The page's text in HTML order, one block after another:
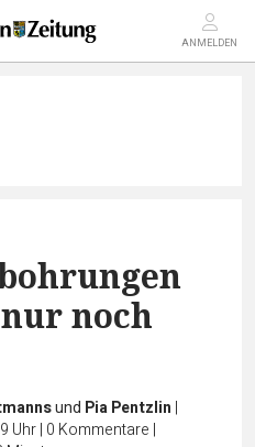
ANMELDEN
noch
und Pia Pentzlin |
Uhr| 0 Kommentare |